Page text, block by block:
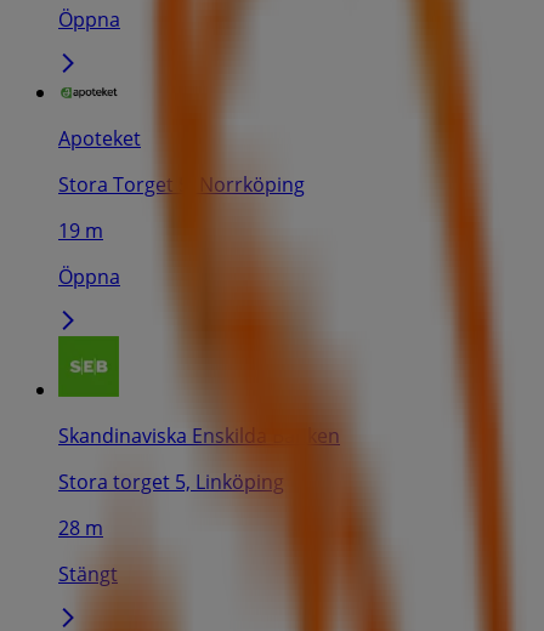
Öppna
Apoteket
Stora Torget 5, Norrköping
19 m
Öppna
Skandinaviska Enskilda Banken
Stora torget 5, Linköping
28 m
Stängt